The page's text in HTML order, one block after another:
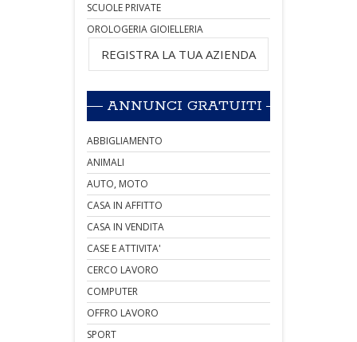
SCUOLE PRIVATE
OROLOGERIA GIOIELLERIA
REGISTRA LA TUA AZIENDA
ANNUNCI GRATUITI
ABBIGLIAMENTO
ANIMALI
AUTO, MOTO
CASA IN AFFITTO
CASA IN VENDITA
CASE E ATTIVITA'
CERCO LAVORO
COMPUTER
OFFRO LAVORO
SPORT